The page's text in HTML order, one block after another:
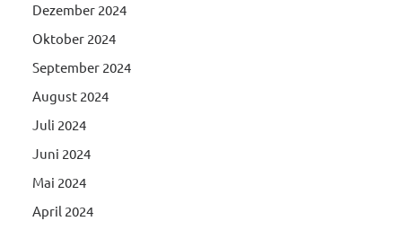
Dezember 2024
Oktober 2024
September 2024
August 2024
Juli 2024
Juni 2024
Mai 2024
April 2024